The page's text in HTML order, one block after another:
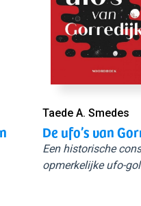
Taede A. Smedes
De ufo’s van
Een historische
opmerkelijke ufo-